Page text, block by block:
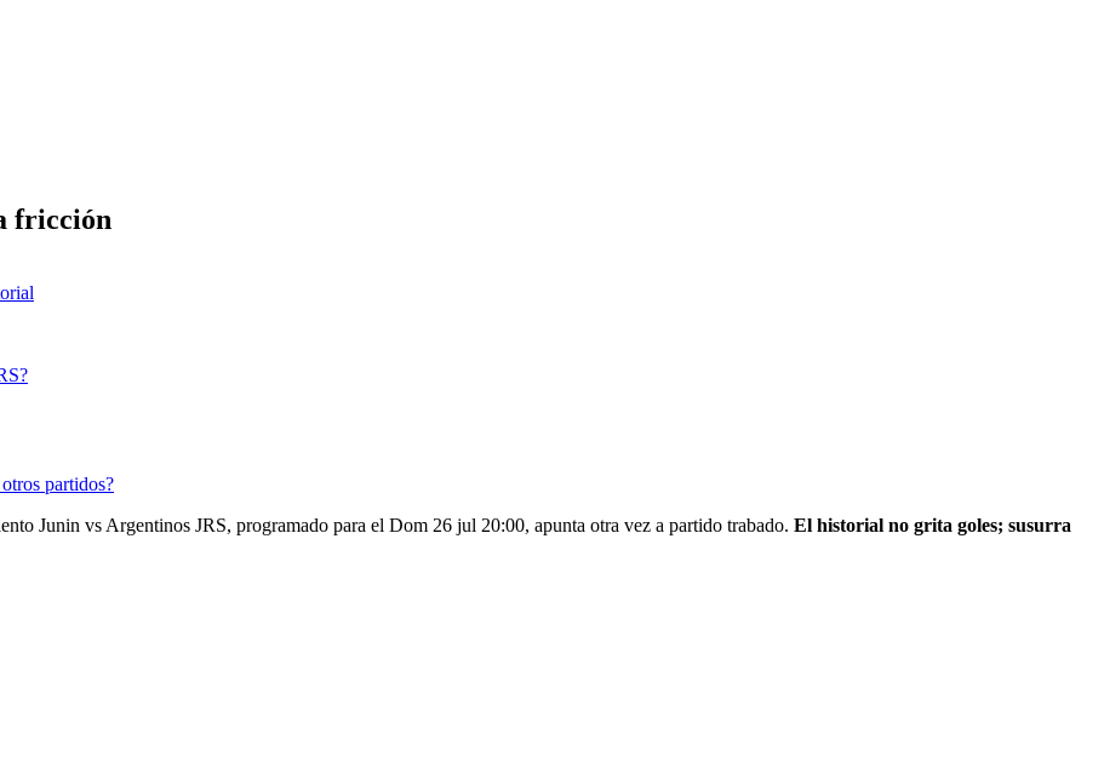
fricción
partidos?
Junin vs Argentinos JRS, programado para el Dom 26 jul 20:00, apunta otra vez a partido trabado. El historial no grita goles; susurra